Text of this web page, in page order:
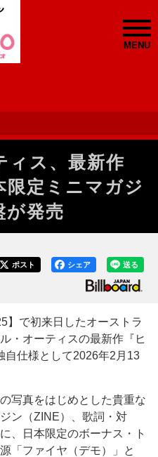
MENU
ィス、最新作
限定ミニマガジ
が発売
送る
シェア
ポスト
】で初来日したオーストラ
・オーティスの最新作『ヒ
自仕様として2026年2月13
写真をはじめとした貴重な
ン（ZINE）、歌詞・対
、日本限定のボーナス・ト
「ファイヤ（デモ）」と